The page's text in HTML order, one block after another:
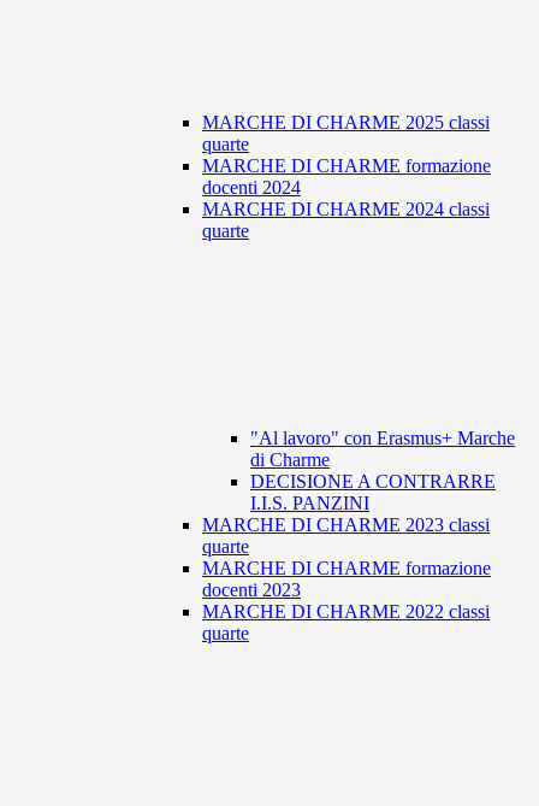
MARCHE DI CHARME 2025 classi
quarte
MARCHE DI CHARME formazione
docenti 2024
MARCHE DI CHARME 2024 classi
quarte
"Al lavoro" con Erasmus+ Marche
di Charme
DECISIONE A CONTRARRE
I.I.S. PANZINI
MARCHE DI CHARME 2023 classi
quarte
MARCHE DI CHARME formazione
docenti 2023
MARCHE DI CHARME 2022 classi
quarte